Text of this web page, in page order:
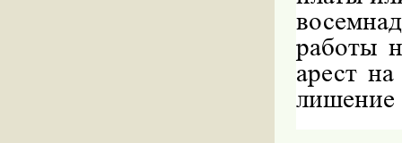
работы
арест
лишение